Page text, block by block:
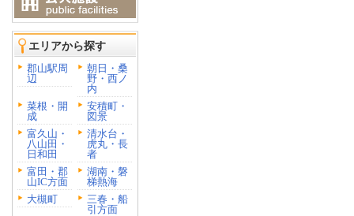
エリアから探す
郡山駅周
辺
朝日・桑
野・西ノ
内
菜根・開
成
安積町・
図景
富久山・
八山田・
日和田
清水台・
虎丸・長
者
富田・郡
山IC方面
湖南・磐
梯熱海
大槻町
三春・船
引方面